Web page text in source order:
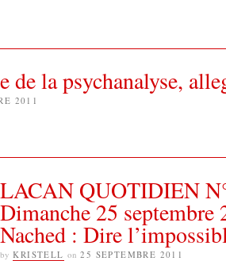
de la psychanalyse,
2011
LACAN QUOTIDIEN
Dimanche 25 septembre
Nached : Dire
by KRISTELL on 25 SEPTEMBRE 2011